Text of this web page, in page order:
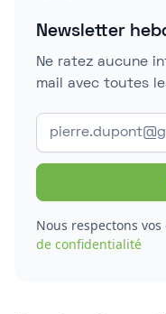
Newsletter
Ne ratez aucune
mail avec toutes
Nous respectons
de confidentialité